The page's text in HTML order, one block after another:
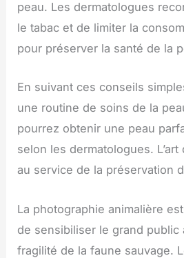
peau. Les dermatologues
le tabac et de limiter la
pour préserver la santé de la
En suivant ces conseils
une routine de soins de la
pourrez obtenir une peau
selon les dermatologues.
au service de la préservation
La photographie animalière
de sensibiliser le grand public
fragilité de la faune sauvage.